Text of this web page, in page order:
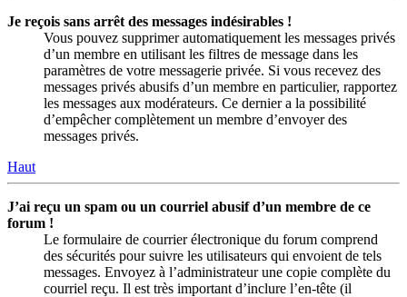
Je reçois sans arrêt des messages indésirables !
Vous pouvez supprimer automatiquement les messages privés
d’un membre en utilisant les filtres de message dans les
paramètres de votre messagerie privée. Si vous recevez des
messages privés abusifs d’un membre en particulier, rapportez
les messages aux modérateurs. Ce dernier a la possibilité
d’empêcher complètement un membre d’envoyer des
messages privés.
Haut
J’ai reçu un spam ou un courriel abusif d’un membre de ce
forum !
Le formulaire de courrier électronique du forum comprend
des sécurités pour suivre les utilisateurs qui envoient de tels
messages. Envoyez à l’administrateur une copie complète du
courriel reçu. Il est très important d’inclure l’en-tête (il